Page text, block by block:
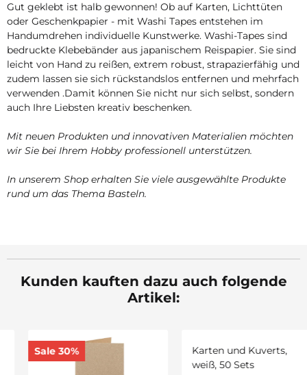
Gut geklebt ist halb gewonnen! Ob auf Karten, Lichttüten
oder Geschenkpapier - mit Washi Tapes entstehen im
Handumdrehen individuelle Kunstwerke. Washi-Tapes sind
bedruckte Klebebänder aus japanischem Reispapier. Sie sind
leicht von Hand zu reißen, extrem robust, strapazierfähig und
zudem lassen sie sich rückstandslos entfernen und mehrfach
verwenden .Damit können Sie nicht nur sich selbst, sondern
auch Ihre Liebsten kreativ beschenken.
Mit neuen Produkten und innovativen Materialien möchten
wir Sie bei Ihrem Hobby professionell unterstützen.
In unserem Shop erhalten Sie viele ausgewählte Produkte
rund um das Thema Basteln.
Kunden kauften dazu auch folgende
Artikel:
Sale 30%